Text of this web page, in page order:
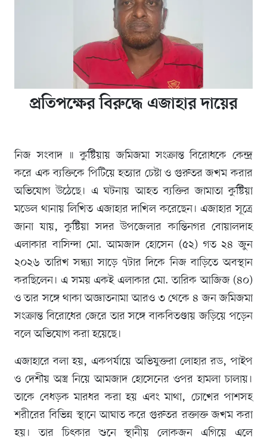
প্রতিপক্ষের বিরুদ্ধে এজাহার দায়ের
নিজ সংবাদ ॥ কুষ্টিয়ায় জমিজমা সংক্রান্ত বিরোধকে কেন্দ্র
করে এক ব্যক্তিকে পিটিয়ে হত্যার চেষ্টা ও গুরুতর জখম করার
অভিযোগ উঠেছে। এ ঘটনায় আহত ব্যক্তির জামাতা কুষ্টিয়া
মডেল থানায় লিখিত এজাহার দাখিল করেছেন। এজাহার সূত্রে
জানা যায়, কুষ্টিয়া সদর উপজেলার কান্তিনগর বোয়ালদাহ
এলাকার বাসিন্দা মো. আমজাদ হোসেন (৫২) গত ২৪ জুন
২০২৬ তারিখ সন্ধ্যা সাড়ে ৭টার দিকে নিজ বাড়িতে অবস্থান
করছিলেন। এ সময় একই এলাকার মো. তারিক আজিজ (৪০)
ও তার সঙ্গে থাকা অজ্ঞাতনামা আরও ৩ থেকে ৪ জন জমিজমা
সংক্রান্ত বিরোধের জেরে তার সঙ্গে বাকবিতণ্ডায় জড়িয়ে পড়েন
বলে অভিযোগ করা হয়েছে।
এজাহারে বলা হয়, একপর্যায়ে অভিযুক্তরা লোহার রড, পাইপ
ও দেশীয় অস্ত্র নিয়ে আমজাদ হোসেনের ওপর হামলা চালায়।
তাকে বেধড়ক মারধর করা হয় এবং মাথা, চোখের পাশসহ
শরীরের বিভিন্ন স্থানে আঘাত করে গুরুতর রক্তাক্ত জখম করা
হয়। তার চিৎকার শুনে স্থানীয় লোকজন এগিয়ে এলে